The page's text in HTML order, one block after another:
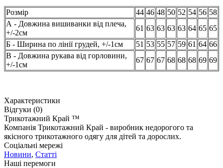
Розмір 44 46 48 50 52 54 56 58
А - Довжина вишиванки від плеча,
+/-2см
61 63 63 63 63 64 65 65
Б - Ширина по лінії грудей, +/-1см
51 53 55 57 59 61 64 66
В - Довжина рукава від горловини,
+/-1см
67 67 67 68 68 68 69 69
Характеристики
Відгуки (0)
Трикотажний Край ™
Компанія Трикотажний Край - виробник недорогого та
якісного трикотажного одягу для дітей та дорослих.
Соціальні мережі
Новини, Статті
Наші перемоги